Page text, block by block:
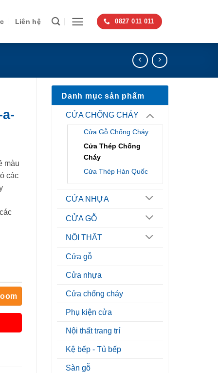
Liên hệ 0827 011 011
Danh mục sản phẩm
CỬA CHỐNG CHÁY
Cửa Gỗ Chống Cháy
Cửa Thép Chống
Cháy
Cửa Thép Hàn Quốc
CỬA NHỰA
CỬA GỖ
NỘI THẤT
Cửa gỗ
Cửa nhựa
Cửa chống cháy
Phụ kiện cửa
Nội thất trang trí
Kệ bếp - Tủ bếp
Sàn gỗ
màu
các